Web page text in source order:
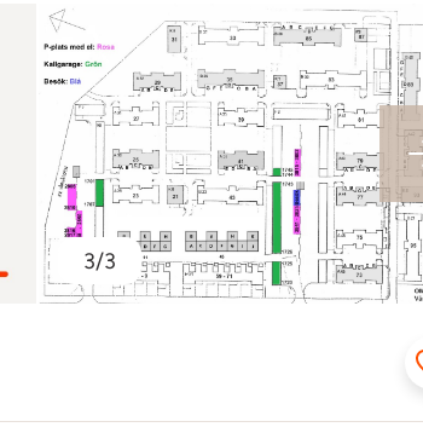
3/3